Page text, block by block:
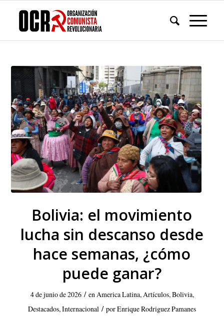
Bolivia: el movimiento
lucha sin descanso desde
hace semanas, ¿cómo
puede ganar?
4 de junio de 2026 / en America Latina, Artículos, Bolivia,
Destacados,Internacional / porEnrique Rodriguez Pamanes